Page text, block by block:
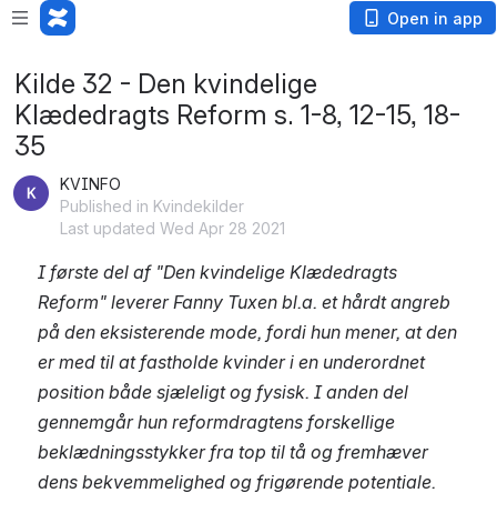
Open in app
Kilde 32 - Den kvindelige
Klædedragts Reform s. 1-8, 12-15, 18-
35
KVINFO
Published in Kvindekilder
Last updated Wed Apr 28 2021
I første del af "Den kvindelige Klædedragts
Reform" leverer Fanny Tuxen bl.a. et hårdt angreb
på den eksisterende mode, fordi hun mener, at den
er med til at fastholde kvinder i en underordnet
position både sjæleligt og fysisk. I anden del
gennemgår hun reformdragtens forskellige
beklædningsstykker fra top til tå og fremhæver
dens bekvemmelighed og frigørende potentiale.